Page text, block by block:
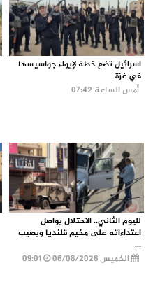
اسرائيل تضع خطة لإيواء جواسيسها
في غزة
أمس الساعة 07:42
لليوم الثاني.. الاحتلال يواصل
اعتداءاته على مخيم قلنديا ويصيب
...
الخميس 06/08/2026